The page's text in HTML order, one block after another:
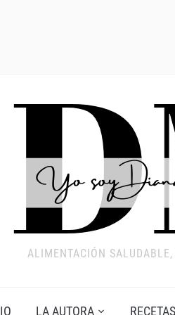
ALIMENTACIÓN
LA AUTORA RECETAS